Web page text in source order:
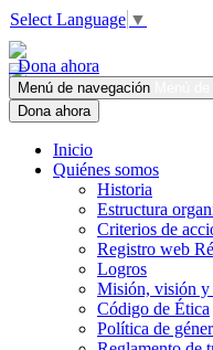
Select Language ▼
Dona ahora
Menú de navegación
Dona ahora
Inicio
Quiénes somos
Historia
Estructura
Criterios de
Registro web
Logros
Misión, visión y
Código de Ética
Política de